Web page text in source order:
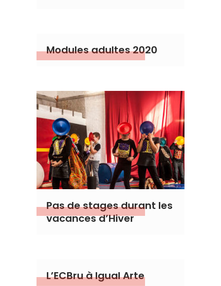
Modules adultes 2020
Pas de stages durant les
vacances d’Hiver
L’ECBru à Igual Arte